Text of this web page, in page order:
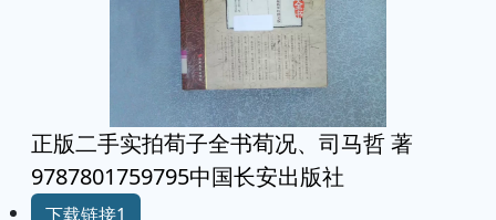
正版二手实拍荀子全书荀况、司马哲 著
9787801759795中国长安出版社
下载链接1